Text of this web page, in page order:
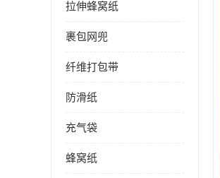
拉伸蜂窝纸
裹包网兜
纤维打包带
防滑纸
充气袋
蜂窝纸